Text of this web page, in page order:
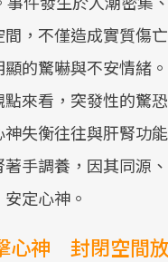
，不僅造成實質傷
的驚嚇與不安情緒
來看，突發性的驚
神失衡往往與肝腎功
手調養，因其同源
定心神。
心神 封閉空間